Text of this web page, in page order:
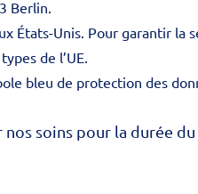
Berlin.
États-Unis. Pour garantir la
de l’UE.
bleu de protection des
soins pour la durée